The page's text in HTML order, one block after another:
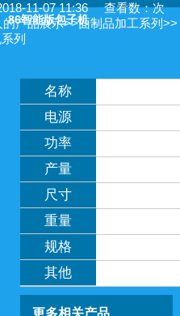
11-07 11:36
查看数：次
的产品展示>>面制品加工系列 >>
列
86智能版包子机，
名称
电源
功率
产量
尺寸
重量
规格
其他
更多相关产品